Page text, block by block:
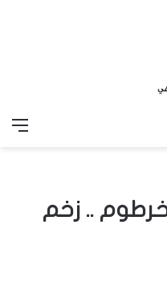
.. زخم